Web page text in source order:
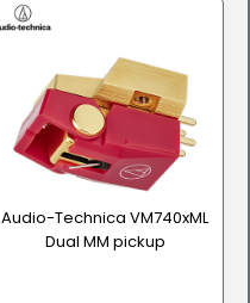
Audio-Technica VM740xML
Dual MM pickup